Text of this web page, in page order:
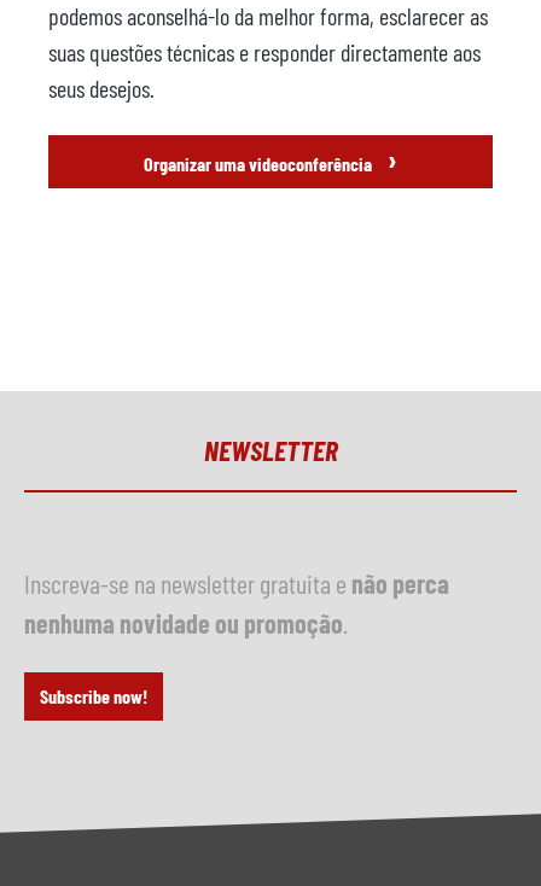
podemos aconselhá-lo da melhor forma, esclarecer as
suas questões técnicas e responder directamente aos
seus desejos.
Organizar uma videoconferência ›
NEWSLETTER
Inscreva-se na newsletter gratuita e não perca
nenhuma novidade ou promoção
Subscribe now!